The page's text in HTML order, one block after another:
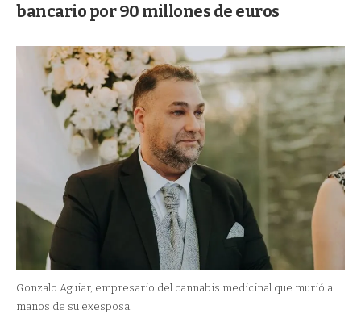
bancario por 90 millones de euros
Gonzalo Aguiar, empresario del cannabis medicinal que murió a
manos de su exesposa.